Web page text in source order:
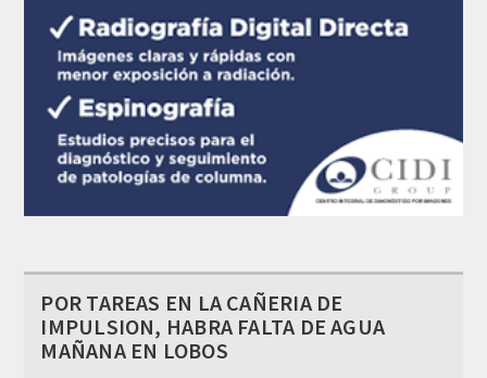
POR TAREAS EN LA CAÑERIA DE
IMPULSION, HABRA FALTA DE AGUA
MAÑANA EN LOBOS